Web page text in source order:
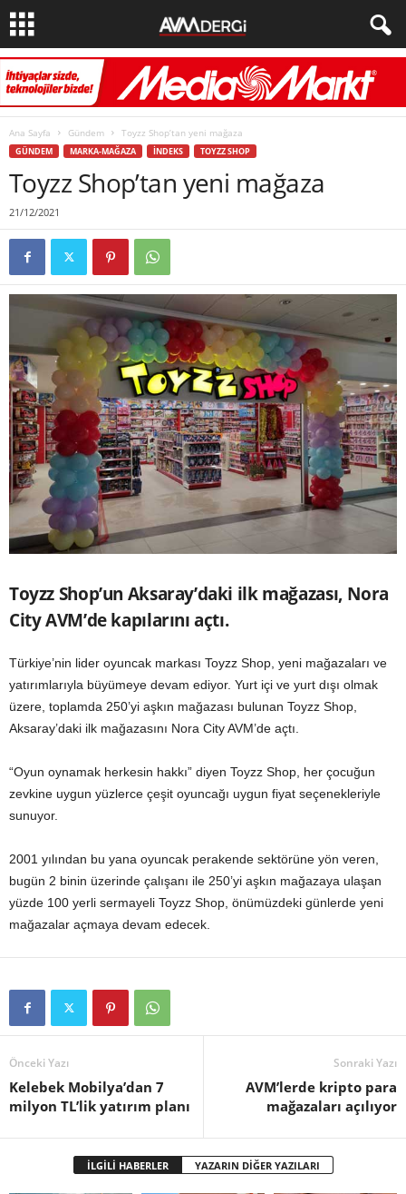
Ana Sayfa Gündem Toyzz Shop’tan yeni mağaza
GÜNDEM MARKA-MAĞAZA İNDEKS TOYZZ SHOP
Toyzz Shop’tan yeni mağaza
21/12/2021
Toyzz Shop’un Aksaray’daki ilk mağazası, Nora
City AVM’de kapılarını açtı.
Türkiye’nin lider oyuncak markası Toyzz Shop, yeni mağazaları ve
yatırımlarıyla büyümeye devam ediyor. Yurt içi ve yurt dışı olmak
üzere, toplamda 250’yi aşkın mağazası bulunan Toyzz Shop,
Aksaray’daki ilk mağazasını Nora City AVM’de açtı.
“Oyun oynamak herkesin hakkı” diyen Toyzz Shop, her çocuğun
zevkine uygun yüzlerce çeşit oyuncağı uygun fiyat seçenekleriyle
sunuyor.
2001 yılından bu yana oyuncak perakende sektörüne yön veren,
bugün 2 binin üzerinde çalışanı ile 250’yi aşkın mağazaya ulaşan
yüzde 100 yerli sermayeli Toyzz Shop, önümüzdeki günlerde yeni
mağazalar açmaya devam edecek.
Önceki Yazı
Kelebek Mobilya’dan 7
milyon TL’lik yatırım planı
Sonraki Yazı
AVM’lerde kripto para
mağazaları açılıyor
İLGİLİ HABERLER YAZARIN DİĞER YAZILARI